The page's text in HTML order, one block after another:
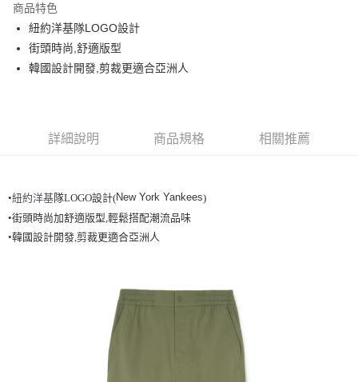
Apple Pay
街口支付
全家取貨付款<未取貨列黑名單/不支援離島取退>
全家取貨<不支援離島取退>
每筆NT$60，滿NT$499(含以上)免運費
7-11取貨<不支援離島取退>
每筆NT$60，滿NT$499(含以上)免運費
每筆NT$80，滿NT$699(含以上)免運費
商品特色
紐約洋基隊LOGO設計
街頭時尚,舒適版型
韓國設計開發,剪裁更適合亞洲人
詳細說明 商品規格 相關推薦
•紐約洋基隊LOGO設計(New York Yankees)
•街頭時尚加舒適版型,輕鬆搭配潮流品味
•韓國設計開發,剪裁更適合亞洲人